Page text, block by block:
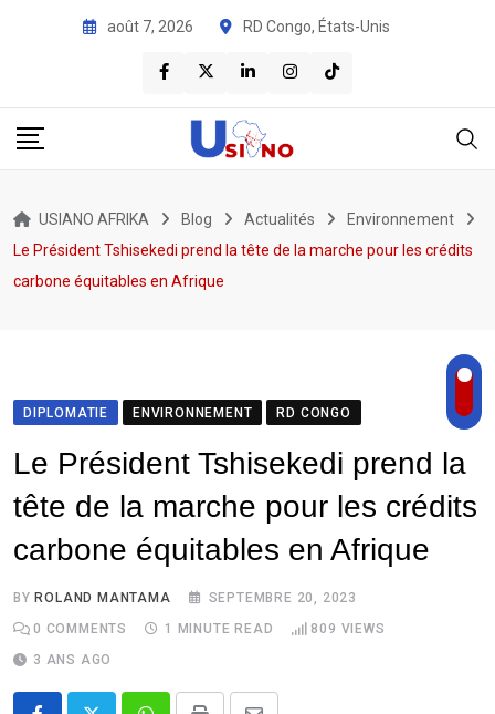
août 7, 2026 RD Congo, États-Unis
USIANO AFRIKA Blog Actualités
Environnement
Le Président Tshisekedi prend la tête de la marche pour les crédits
carbone équitables en Afrique
DIPLOMATIE ENVIRONNEMENT RD CONGO
Le Président Tshisekedi prend la
tête de la marche pour les crédits
carbone équitables en Afrique
BYROLAND MANTAMA
SEPTEMBRE 20, 2023
0 COMMENTS 1 MINUTE READ 809 VIEWS
3 ANS AGO